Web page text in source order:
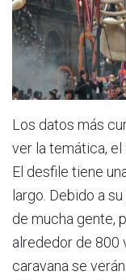
Los datos más
ver la temática, el
El desfile tiene
largo. Debido a
de mucha gente,
alrededor de 800
caravana se